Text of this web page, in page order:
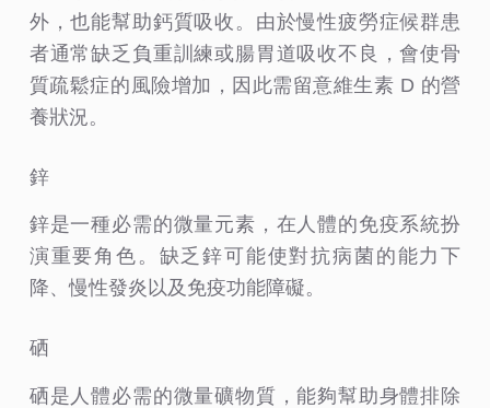
外，也能幫助鈣質吸收。由於慢性疲勞症候群患
者通常缺乏負重訓練或腸胃道吸收不良，會使骨
質疏鬆症的風險增加，因此需留意維生素 D 的營
養狀況。
鋅
鋅是一種必需的微量元素，在人體的免疫系統扮
演重要角色。缺乏鋅可能使對抗病菌的能力下
降、慢性發炎以及免疫功能障礙。
硒
硒是人體必需的微量礦物質，能夠幫助身體排除